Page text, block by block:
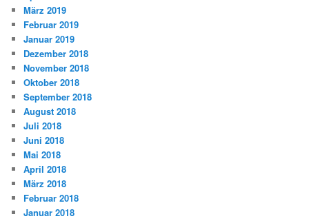
März 2019
Februar 2019
Januar 2019
Dezember 2018
November 2018
Oktober 2018
September 2018
August 2018
Juli 2018
Juni 2018
Mai 2018
April 2018
März 2018
Februar 2018
Januar 2018